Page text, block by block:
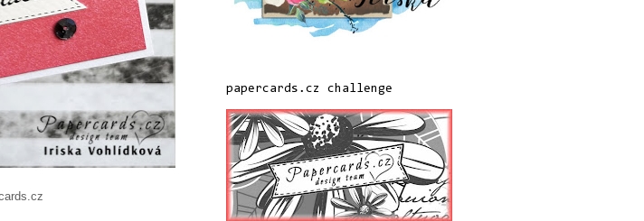
papercards.cz challenge